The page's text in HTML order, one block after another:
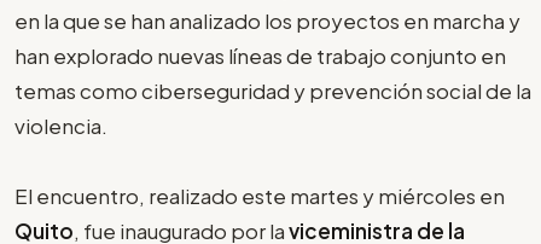
en la que se han analizado los proyectos en marcha y
han explorado nuevas líneas de trabajo conjunto en
temas como ciberseguridad y prevención social de la
violencia.
El encuentro, realizado este martes y miércoles en
Quito, fue inaugurado por laviceministra de la